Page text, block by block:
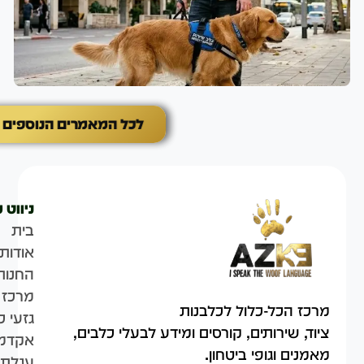
לכל המאמרים הנוספים
מרכז הכל-כלול לכלבנות
ציוד, שירותים, קורסים ומידע לבעלי כלבים,
מאמנים וגופי ביטחון.
בית
אודות
גזעי